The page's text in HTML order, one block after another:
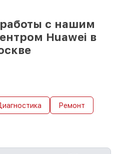
часа, если мастер
сразу
с нашим
Huawei в
Ремонт